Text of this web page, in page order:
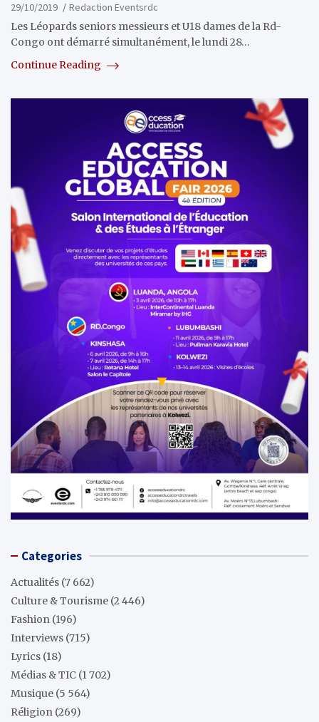
29/10/2019
Redaction Eventsrdc
Les Léopards seniors messieurs et U18 dames de la Rd-
Congo ont démarré simultanément, le lundi 28…
Continue Reading
Categories
Actualités (7 662)
Culture & Tourisme (2 446)
Fashion (196)
Interviews (715)
Lyrics (18)
Médias & TIC (1 702)
Musique (5 564)
Réligion (269)